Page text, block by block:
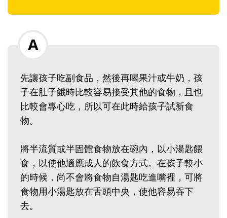
先讓孩子吃副食品，然後再喝果汁或牛奶，孩
子在肚子餓時比較容易接受其他的食物，且也
比較會專心吃，所以可在此時給孩子試新食
物。
將半流質或半固體食物放在碗內，以小湯匙餵
食，以使他適應成人的飲食方式。在孩子較小
的時候，尚不會將食物自湯匙吃進嘴裡，可將
食物用小湯匙放在舌頭中央，使他容易吞下
去。